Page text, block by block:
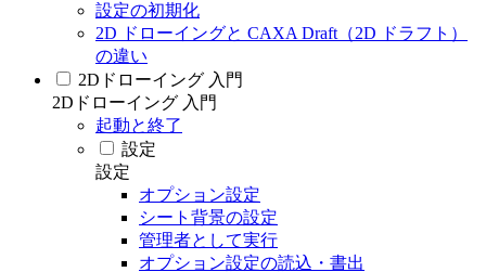
設定の初期化
2D ドローイングと CAXA Draft（2D ドラフト）
の違い
2Dドローイング 入門
2Dドローイング 入門
起動と終了
設定
設定
オプション設定
シート背景の設定
管理者として実行
オプション設定の読込・書出